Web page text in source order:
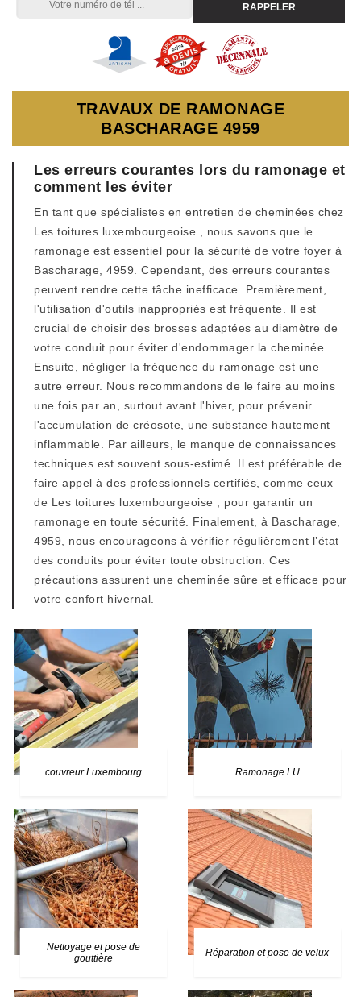
TRAVAUX DE RAMONAGE
BASCHARAGE 4959
Les erreurs courantes lors du ramonage et
comment les éviter
En tant que spécialistes en entretien de cheminées chez
Les toitures luxembourgeoise , nous savons que le
ramonage est essentiel pour la sécurité de votre foyer à
Bascharage, 4959. Cependant, des erreurs courantes
peuvent rendre cette tâche inefficace. Premièrement,
l'utilisation d'outils inappropriés est fréquente. Il est
crucial de choisir des brosses adaptées au diamètre de
votre conduit pour éviter d'endommager la cheminée.
Ensuite, négliger la fréquence du ramonage est une
autre erreur. Nous recommandons de le faire au moins
une fois par an, surtout avant l'hiver, pour prévenir
l'accumulation de créosote, une substance hautement
inflammable. Par ailleurs, le manque de connaissances
techniques est souvent sous-estimé. Il est préférable de
faire appel à des professionnels certifiés, comme ceux
de Les toitures luxembourgeoise , pour garantir un
ramonage en toute sécurité. Finalement, à Bascharage,
4959, nous encourageons à vérifier régulièrement l’état
des conduits pour éviter toute obstruction. Ces
précautions assurent une cheminée sûre et efficace pour
votre confort hivernal.
couvreur Luxembourg Ramonage LU
Nettoyage et pose de
gouttière
Réparation et pose de velux